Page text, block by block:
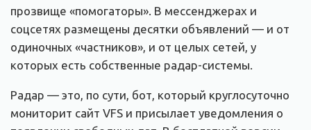
прозвище «помогаторы». В мессенджерах и
соцсетях размещены десятки объявлений — и от
одиночных «частников», и от целых сетей, у
которых есть собственные радар-системы.
Радар — это, по сути, бот, который круглосуточно
мониторит сайт VFS и присылает уведомления о